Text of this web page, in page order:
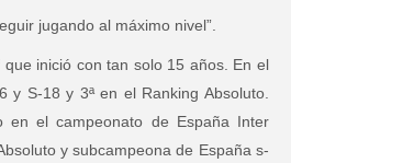
jugando al máximo nivel”.
inició con tan solo 15 años. En el
S-18 y 3ª en el Ranking Absoluto.
el campeonato de España Inter
y subcampeona de España s-